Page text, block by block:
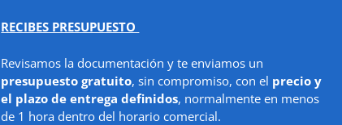
RECIBES PRESUPUESTO
Revisamos la documentación y te enviamos un
presupuesto gratuito, sin compromiso, con el precio y
el plazo de entrega definidos, normalmente en menos
de 1 hora dentro del horario comercial.